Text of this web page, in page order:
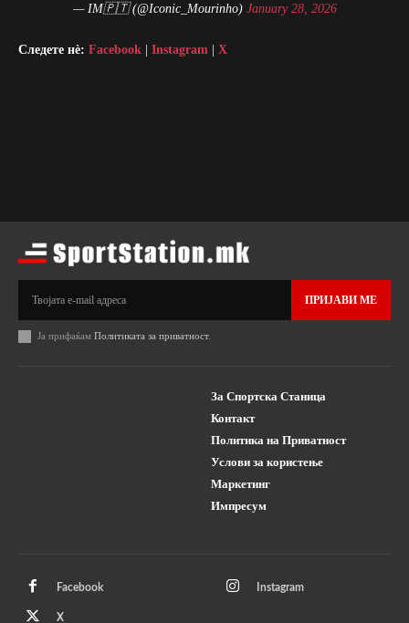
— IM🇵🇹 (@Iconic_Mourinho) January 28, 2026
Следете нè: Facebook Instagram X
ПРИЈАВИ МЕ
Ја прифаќам Политиката за приватност.
За Спортска Станица
Контакт
Политика на Приватност
Услови за користење
Маркетинг
Импресум
Facebook Instagram
X